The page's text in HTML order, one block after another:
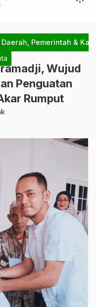
Daerah, Pemerintah &
Wujud
Penguatan
Rumput